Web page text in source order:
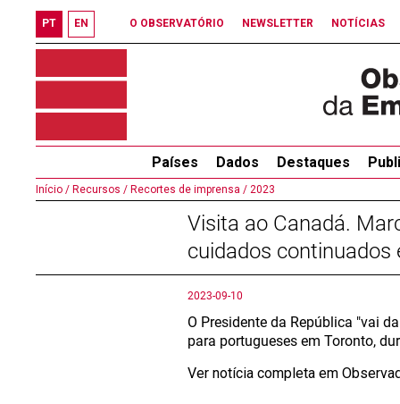
PT EN O OBSERVATÓRIO NEWSLETTER NOTÍCIAS
Países Dados Destaques
Início / Recursos / Recortes de imprensa / 2023
Visita ao Canadá.
cuidados continuados
2023-09-10
O Presidente da República "vai
para portugueses em Toronto,
Ver notícia completa em